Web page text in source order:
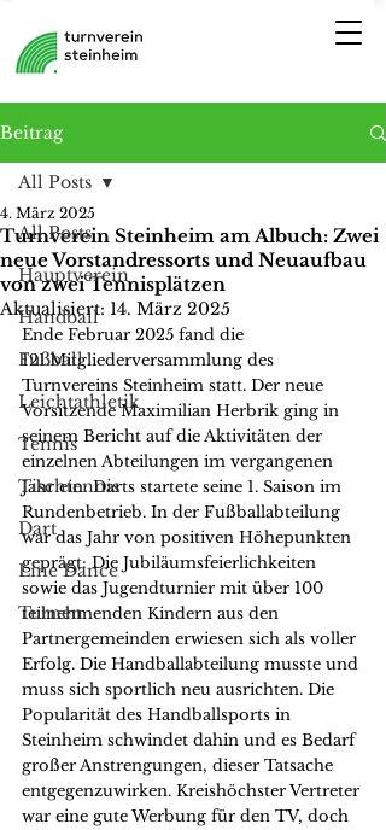
Beitrag
All Posts
Hauptverein
Handball
Fußball
Leichtathletik
Tennis
Tischtennis
Dart
Line Dance
Turnen
All Posts
Turnverein Steinheim am Albuch: Zwei
neue Vorstandressorts und Neuaufbau
von zwei Tennisplätzen
4. März 2025
Aktualisiert: 14. März 2025
Ende Februar 2025 fand die
121.Mitgliederversammlung des
Turnvereins Steinheim statt. Der neue
Vorsitzende Maximilian Herbrik ging in
seinem Bericht auf die Aktivitäten der
einzelnen Abteilungen im vergangenen
Jahr ein: Darts startete seine 1. Saison im
Rundenbetrieb. In der Fußballabteilung
war das Jahr von positiven Höhepunkten
geprägt: Die Jubiläumsfeierlichkeiten
sowie das Jugendturnier mit über 100
teilnehmenden Kindern aus den
Partnergemeinden erwiesen sich als voller
Erfolg. Die Handballabteilung musste und
muss sich sportlich neu ausrichten. Die
Popularität des Handballsports in
Steinheim schwindet dahin und es Bedarf
großer Anstrengungen, dieser Tatsache
entgegenzuwirken. Kreishöchster Vertreter
war eine gute Werbung für den TV, doch